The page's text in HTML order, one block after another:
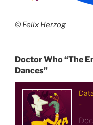
© Felix Herzog
Doctor Who “The
Dances”